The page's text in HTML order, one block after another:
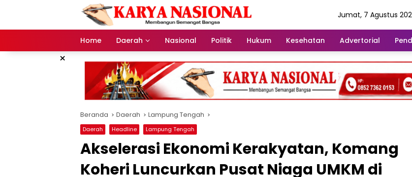
Jumat, 7 Agustus
Home Daerah Nasional Politik Hukum Kesehatan Advertorial
×
Beranda Daerah Lampung Tengah
Daerah Headline Lampung Tengah
Akselerasi Ekonomi Kerakyatan, Komang
Koheri Luncurkan Pusat Niaga UMKM di